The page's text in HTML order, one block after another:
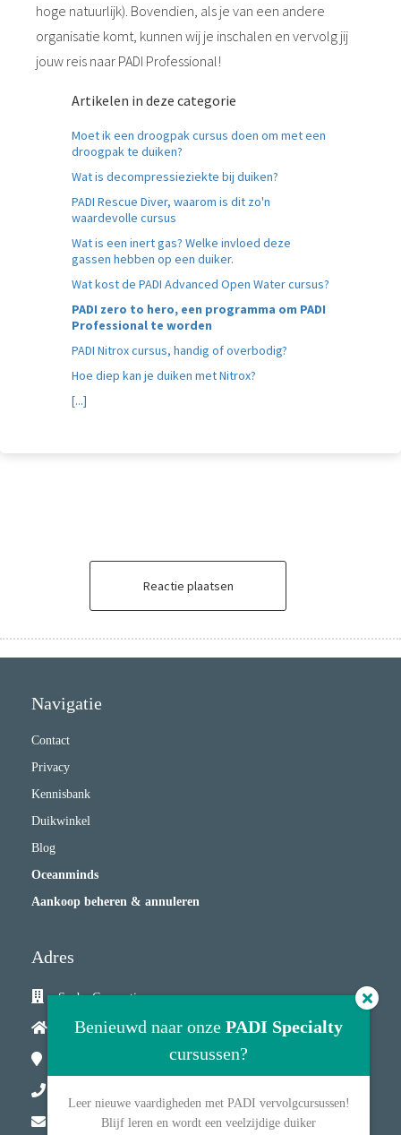
hoge natuurlijk). Bovendien, als je van een andere
organisatie komt, kunnen wij je inschalen en vervolg jij
jouw reis naar PADI Professional!
Artikelen in deze categorie
Moet ik een droogpak cursus doen om met een
droogpak te duiken?
Wat is decompressieziekte bij duiken?
PADI Rescue Diver, waarom is dit zo'n
waardevolle cursus
Wat is een inert gas? Welke invloed deze
gassen hebben op een duiker.
Wat kost de PADI Advanced Open Water cursus?
PADI zero to hero, een programma om PADI
Professional te worden
PADI Nitrox cursus, handig of overbodig?
Hoe diep kan je duiken met Nitrox?
[...]
Reactie plaatsen
Navigatie
Contact
Privacy
Kennisbank
Duikwinkel
Blog
Oceanminds
Aankoop beheren & annuleren
Adres
Scuba Connection
Lambertus Hortensiuslaan 36
info@scubaconnection.nl
Benieuwd naar onze PADI Specialty
cursussen?
Leer nieuwe vaardigheden met PADI vervolgcursussen!
Blijf leren en wordt een veelzijdige duiker